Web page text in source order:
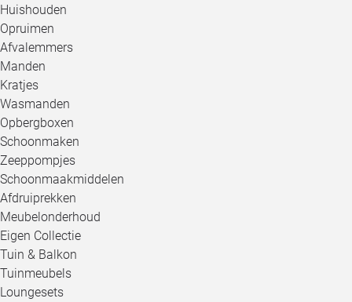
Huishouden
Opruimen
Afvalemmers
Manden
Kratjes
Wasmanden
Opbergboxen
Schoonmaken
Zeeppompjes
Schoonmaakmiddelen
Afdruiprekken
Meubelonderhoud
Eigen Collectie
Tuin & Balkon
Tuinmeubels
Loungesets